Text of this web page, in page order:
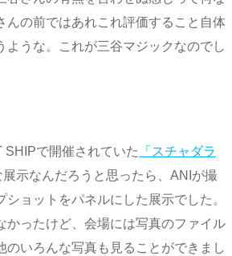
んの前ではあれこれ評価すること自体
ような。これが三谷マジックなのでし
で開催されていた
「スチャダラ
展示なんだろうと思ったら、ANIが撮
ショットをパネルにした展示でした。
かったけど、会場には写真のファイル
のいろんな写真も見ることができまし